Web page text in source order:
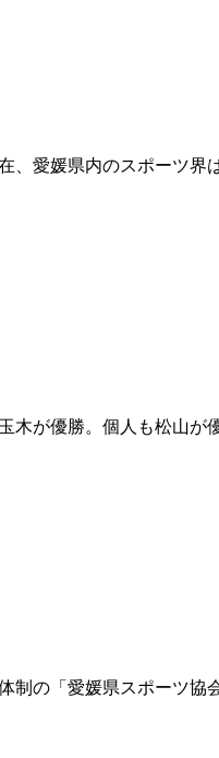
愛媛県内のスポーツ
木が優勝。個人も松山
の「愛媛県スポーツ協